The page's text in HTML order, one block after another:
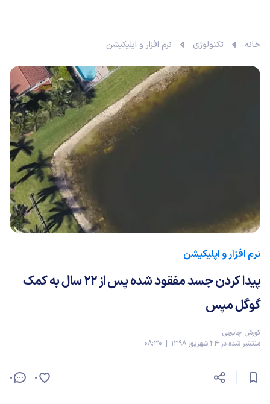
خانه تکنولوژی نرم افزار و اپلیکیشن
نرم افزار و اپلیکیشن
پیدا کردن جسد مفقود شده پس از ۲۲ سال به کمک
گوگل مپس
کورش چایچی
منتشر شده در 24 شهریور 1398 | 08:30
0 0